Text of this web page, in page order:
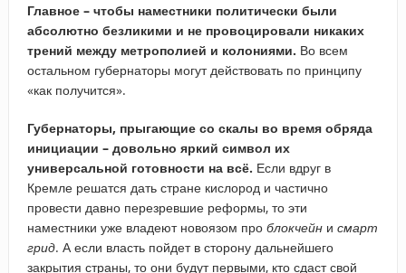
Главное – чтобы наместники политически были
абсолютно безликими и не провоцировали никаких
трений между метрополией и колониями. Во всем
остальном губернаторы могут действовать по принципу
«как получится».
Губернаторы, прыгающие со скалы во время обряда
инициации – довольно яркий символ их
универсальной готовности на всё. Если вдруг в
Кремле решатся дать стране кислород и частично
провести давно перезревшие реформы, то эти
наместники уже владеют новоязом про блокчейни смарт
грид. А если власть пойдет в сторону дальнейшего
закрытия страны, то они будут первыми, кто сдаст свой